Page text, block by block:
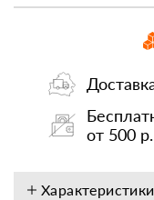
от 500 р.
Характеристики